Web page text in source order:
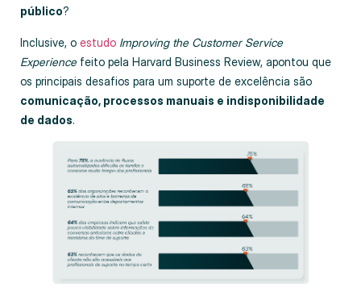
público?
Inclusive, o estudo Improving the Customer Service
Experience feito pela Harvard Business Review, apontou que
os principais desafios para um suporte de excelência são
comunicação, processos manuais e indisponibilidade
de dados.